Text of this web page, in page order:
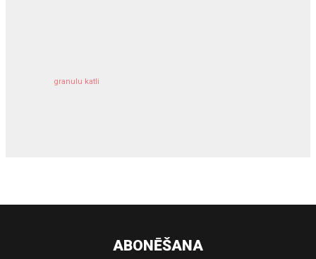
granulu katli
ABONĒŠANA